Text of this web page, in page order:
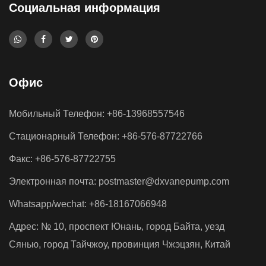
Современное гидравлическое оборудование
высокой удельной мощности и более интегрированным
увеличению спро...
компактных гидравлических лопастных
насосах скрытые риски кавитации?
Jul 17, 2026
Гидравлические системы зависят от точного
механического движения. Среди различных насосных
технологий ...
Социальная информация
Офис
Мобильный Телефон: +86-13968557546
Стационарный Телефон: +86-576-87722766
Факс: +86-576-87722755
Электронная почта: postmaster@dxvanepump.com
Whatsapp/wechat: +86-18167066948
Адрес: № 10, проспект Юнань, город Байта, уезд
Сянью, город Тайчжоу, провинция Чжэцзян, Китай